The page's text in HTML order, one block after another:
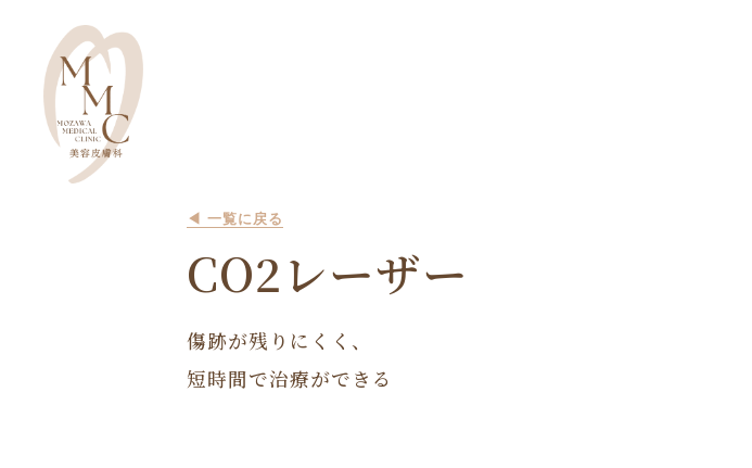
一覧に戻る
CO2レーザー
傷跡が残りにくく、
短時間で治療ができる